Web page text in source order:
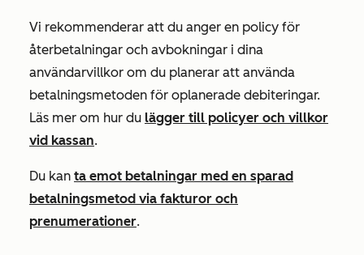
Vi rekommenderar att du anger en policy för
återbetalningar och avbokningar i dina
användarvillkor om du planerar att använda
betalningsmetoden för oplanerade debiteringar.
Läs mer om hur du lägger till policyer och villkor
vid kassan.
Du kan ta emot betalningar med en sparad
betalningsmetod via fakturor och
prenumerationer.